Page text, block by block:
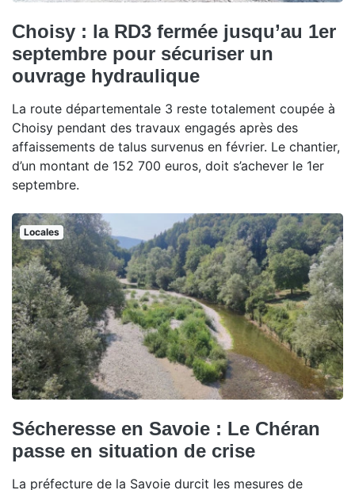
Choisy : la RD3 fermée jusqu’au 1er
septembre pour sécuriser un
ouvrage hydraulique
La route départementale 3 reste totalement coupée à
Choisy pendant des travaux engagés après des
affaissements de talus survenus en février. Le chantier,
d’un montant de 152 700 euros, doit s’achever le 1er
septembre.
Locales
Sécheresse en Savoie : Le Chéran
passe en situation de crise
La préfecture de la Savoie durcit les mesures de